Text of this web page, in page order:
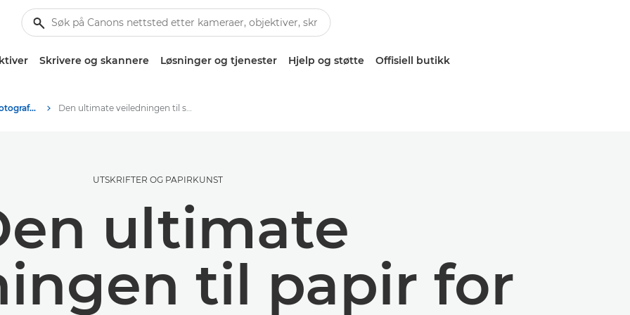
Skrivere og skannere Løsninger og tjenester Hjelp og støtte Offisiell butikk
Tips og teknikker for fotografering og utskrift Den ultimate veiledningen til skriverpapir
UTSKRIFTER OG PAPIRKUNST
ultimate
til papir for